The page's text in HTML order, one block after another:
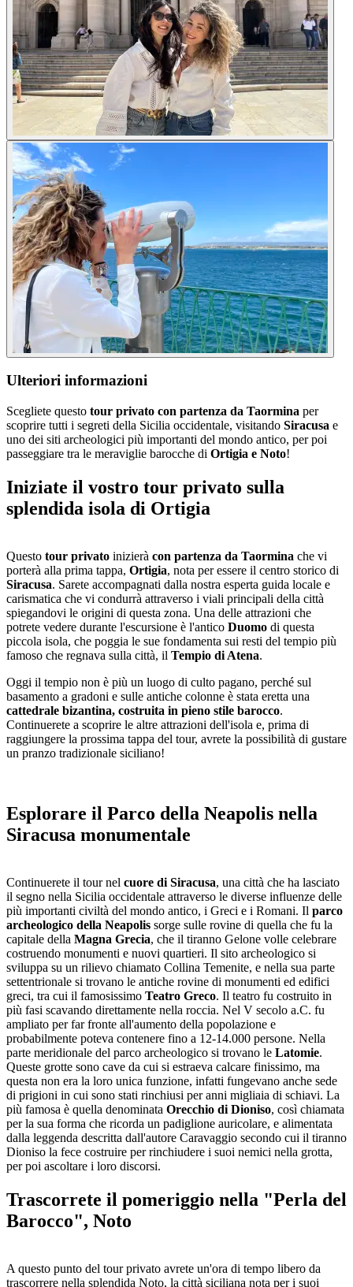
Ulteriori informazioni
Scegliete questo tour privato con partenza da Taormina per
scoprire tutti i segreti della Sicilia occidentale, visitando Siracusa e
uno dei siti archeologici più importanti del mondo antico, per poi
passeggiare tra le meraviglie barocche di Ortigia e Noto!
Iniziate il vostro tour privato sulla
splendida isola di Ortigia
Questo tour privato inizierà con partenza da Taormina che vi
porterà alla prima tappa, Ortigia, nota per essere il centro storico di
Siracusa. Sarete accompagnati dalla nostra esperta guida locale e
carismatica che vi condurrà attraverso i viali principali della città
spiegandovi le origini di questa zona. Una delle attrazioni che
potrete vedere durante l'escursione è l'antico Duomo di questa
piccola isola, che poggia le sue fondamenta sui resti del tempio più
famoso che regnava sulla città, il Tempio di Atena.
Oggi il tempio non è più un luogo di culto pagano, perché sul
basamento a gradoni e sulle antiche colonne è stata eretta una
cattedrale bizantina, costruita in pieno stile barocco.
Continuerete a scoprire le altre attrazioni dell'isola e, prima di
raggiungere la prossima tappa del tour, avrete la possibilità di gustare
un pranzo tradizionale siciliano!
Esplorare il Parco della Neapolis nella
Siracusa monumentale
Continuerete il tour nel cuore di Siracusa, una città che ha lasciato
il segno nella Sicilia occidentale attraverso le diverse influenze delle
più importanti civiltà del mondo antico, i Greci e i Romani. Il parco
archeologico della Neapolis sorge sulle rovine di quella che fu la
capitale della Magna Grecia, che il tiranno Gelone volle celebrare
costruendo monumenti e nuovi quartieri. Il sito archeologico si
sviluppa su un rilievo chiamato Collina Temenite, e nella sua parte
settentrionale si trovano le antiche rovine di monumenti ed edifici
greci, tra cui il famosissimo Teatro Greco. Il teatro fu costruito in
più fasi scavando direttamente nella roccia. Nel V secolo a.C. fu
ampliato per far fronte all'aumento della popolazione e
probabilmente poteva contenere fino a 12-14.000 persone. Nella
parte meridionale del parco archeologico si trovano le Latomie.
Queste grotte sono cave da cui si estraeva calcare finissimo, ma
questa non era la loro unica funzione, infatti fungevano anche sede
di prigioni in cui sono stati rinchiusi per anni migliaia di schiavi. La
più famosa è quella denominata Orecchio di Dioniso, così chiamata
per la sua forma che ricorda un padiglione auricolare, e alimentata
dalla leggenda descritta dall'autore Caravaggio secondo cui il tiranno
Dioniso la fece costruire per rinchiudere i suoi nemici nella grotta,
per poi ascoltare i loro discorsi.
Trascorrete il pomeriggio nella "Perla del
Barocco", Noto
A questo punto del tour privato avrete un'ora di tempo libero da
trascorrere nella splendida Noto, la città siciliana nota per i suoi